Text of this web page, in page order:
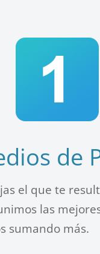
de
el que te
las
sumando más.